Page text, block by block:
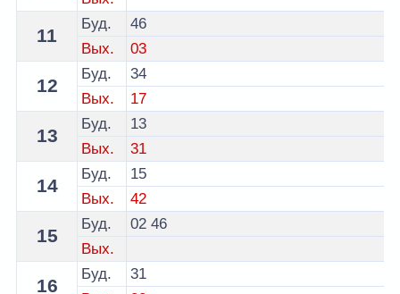
11
Буд.
46
Вых.
03
12
Буд.
34
Вых.
17
13
Буд.
13
Вых.
31
14
Буд.
15
Вых.
42
15
Буд. 02 46
Вых.
16
Буд.
31